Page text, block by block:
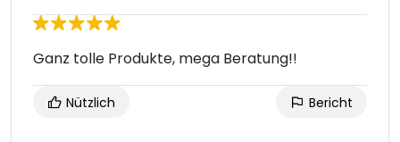
Ganz tolle Produkte, mega Beratung!!
Nützlich Bericht